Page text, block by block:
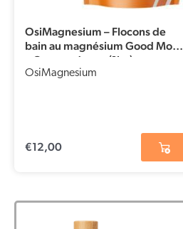
OsiMagnesium – Flocons de
bain au magnésium Good Mood
– Orange douce (1kg)
OsiMagnesium
€12,00